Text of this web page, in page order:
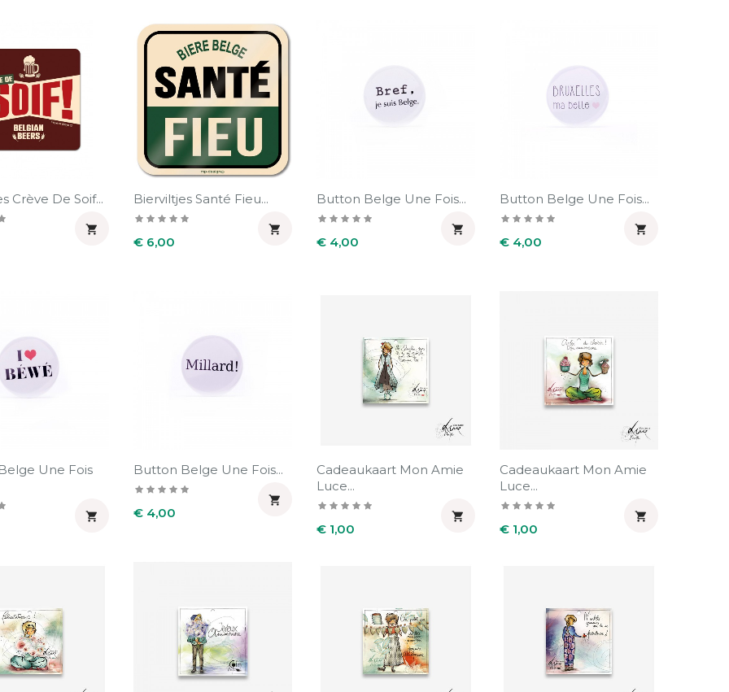
Crève De Soif...

Bierviltjes Santé Fieu...
Prijs
€ 6,00

Button Belge Une Fois...
Prijs
€ 4,00

Button Belge Une Fois...
Prijs
€ 4,00

Une Fois

Button Belge Une Fois...
Prijs
€ 4,00

Cadeaukaart Mon Amie
Luce...
Prijs
€ 1,00

Cadeaukaart Mon Amie
Luce...
Prijs
€ 1,00
